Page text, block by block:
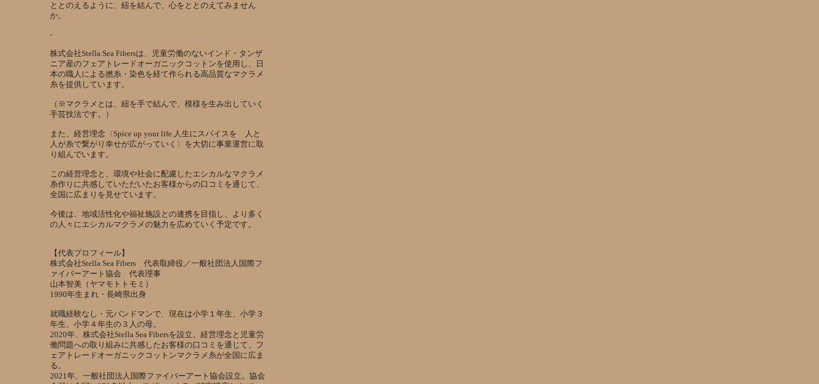
ととのえるように、紐を結んで、心をととのえてみません
か。
-
株式会社Stella Sea Fibersは、児童労働のないインド・タンザ
ニア産のフェアトレードオーガニックコットンを使用し、日
本の職人による撚糸・染色を経て作られる高品質なマクラメ
糸を提供しています。
（※マクラメとは、紐を手で結んで、模様を生み出していく
手芸技法です。）
また、経営理念〈Spice up your life.人生にスパイスを 人と
人が糸で繋がり幸せが広がっていく〉を大切に事業運営に取
り組んでいます。
この経営理念と、環境や社会に配慮したエシカルなマクラメ
糸作りに共感していただいたお客様からの口コミを通じて、
全国に広まりを見せています。
今後は、地域活性化や福祉施設との連携を目指し、より多く
の人々にエシカルマクラメの魅力を広めていく予定です。
【代表プロフィール】
株式会社Stella Sea Fibers 代表取締役／一般社団法人国際フ
ァイバーアート協会 代表理事
山本智美（ヤマモトトモミ）
1990年生まれ・長崎県出身
就職経験なし・元バンドマンで、現在は小学１年生、小学３
年生、小学４年生の３人の母。
2020年、株式会社Stella Sea Fibersを設立。経営理念と児童労
働問題への取り組みに共感したお客様の口コミを通じて、フ
ェアトレードオーガニックコットンマクラメ糸が全国に広ま
る。
2021年、一般社団法人国際ファイバーアート協会設立。協会